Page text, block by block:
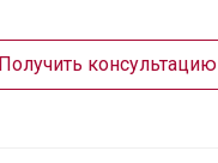
Получить консультацию